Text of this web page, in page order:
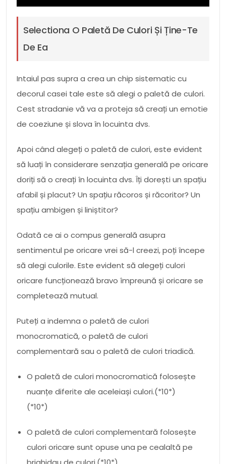
Selectiona O Paletă De Culori Și Ține-Te
De Ea
Intaiul pas supra a crea un chip sistematic cu
decorul casei tale este să alegi o paletă de culori.
Cest stradanie vă va a proteja să creați un emotie
de coeziune și slova în locuinta dvs.
Apoi când alegeți o paletă de culori, este evident
să luați în considerare senzația generală pe oricare
doriți să o creați în locuinta dvs. Îți dorești un spațiu
afabil și placut? Un spațiu răcoros și răcoritor? Un
spațiu ambigen și liniștitor?
Odată ce ai o compus generală asupra
sentimentul pe oricare vrei să-l creezi, poți începe
să alegi culorile. Este evident să alegeți culori
oricare funcționează bravo împreună și oricare se
completează mutual.
Puteți a indemna o paletă de culori
monocromatică, o paletă de culori
complementară sau o paletă de culori triadică.
O paletă de culori monocromatică folosește
nuanțe diferite ale aceleiași culori.(*10*)
(*10*)
O paletă de culori complementară folosește
culori oricare sunt opuse una pe cealaltă pe